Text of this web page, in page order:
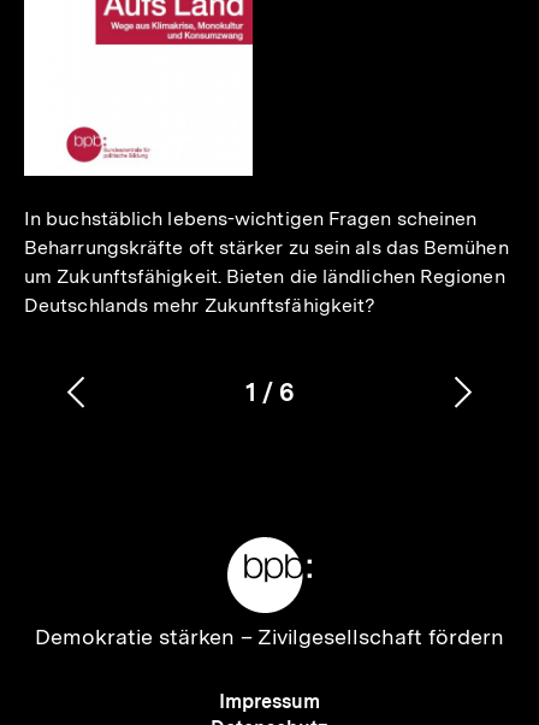
In buchstäblich lebens-wichtigen Fragen scheinen
Beharrungskräfte oft stärker zu sein als das Bemühen
um Zukunftsfähigkeit. Bieten die ländlichen Regionen
Deutschlands mehr Zukunftsfähigkeit?
Karussellinhalt
1
von
/ 6
Vorherigen
Zur
Demokratie stärken – Zivilgesellschaft fördern
Meta-
Impressum